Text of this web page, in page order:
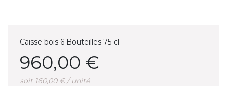
Caisse bois 6 Bouteilles 75 cl
960,00 €
soit 160,00 € / unité